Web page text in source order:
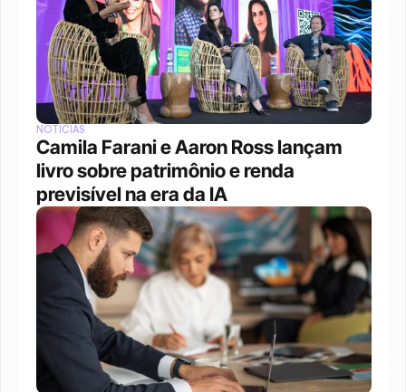
NOTÍCIAS
Camila Farani e Aaron Ross lançam
livro sobre patrimônio e renda
previsível na era da IA